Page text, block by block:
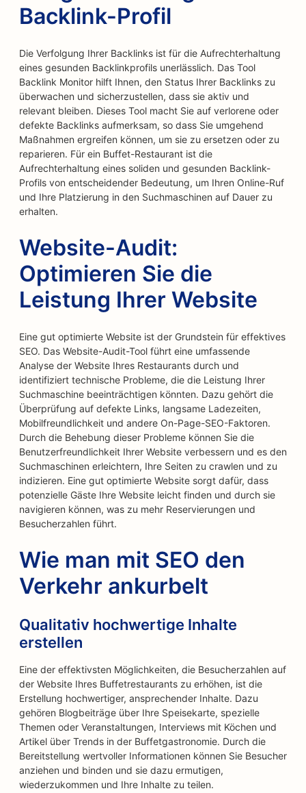
Backlink-Profil
Die Verfolgung Ihrer Backlinks ist für die Aufrechterhaltung
eines gesunden Backlinkprofils unerlässlich. Das Tool
Backlink Monitor hilft Ihnen, den Status Ihrer Backlinks zu
überwachen und sicherzustellen, dass sie aktiv und
relevant bleiben. Dieses Tool macht Sie auf verlorene oder
defekte Backlinks aufmerksam, so dass Sie umgehend
Maßnahmen ergreifen können, um sie zu ersetzen oder zu
reparieren. Für ein Buffet-Restaurant ist die
Aufrechterhaltung eines soliden und gesunden Backlink-
Profils von entscheidender Bedeutung, um Ihren Online-Ruf
und Ihre Platzierung in den Suchmaschinen auf Dauer zu
erhalten.
Website-Audit:
Optimieren Sie die
Leistung Ihrer Website
Eine gut optimierte Website ist der Grundstein für effektives
SEO. Das Website-Audit-Tool führt eine umfassende
Analyse der Website Ihres Restaurants durch und
identifiziert technische Probleme, die die Leistung Ihrer
Suchmaschine beeinträchtigen könnten. Dazu gehört die
Überprüfung auf defekte Links, langsame Ladezeiten,
Mobilfreundlichkeit und andere On-Page-SEO-Faktoren.
Durch die Behebung dieser Probleme können Sie die
Benutzerfreundlichkeit Ihrer Website verbessern und es den
Suchmaschinen erleichtern, Ihre Seiten zu crawlen und zu
indizieren. Eine gut optimierte Website sorgt dafür, dass
potenzielle Gäste Ihre Website leicht finden und durch sie
navigieren können, was zu mehr Reservierungen und
Besucherzahlen führt.
Wie man mit SEO den
Verkehr ankurbelt
Qualitativ hochwertige Inhalte
erstellen
Eine der effektivsten Möglichkeiten, die Besucherzahlen auf
der Website Ihres Buffetrestaurants zu erhöhen, ist die
Erstellung hochwertiger, ansprechender Inhalte. Dazu
gehören Blogbeiträge über Ihre Speisekarte, spezielle
Themen oder Veranstaltungen, Interviews mit Köchen und
Artikel über Trends in der Buffetgastronomie. Durch die
Bereitstellung wertvoller Informationen können Sie Besucher
anziehen und binden und sie dazu ermutigen,
wiederzukommen und Ihre Inhalte zu teilen.